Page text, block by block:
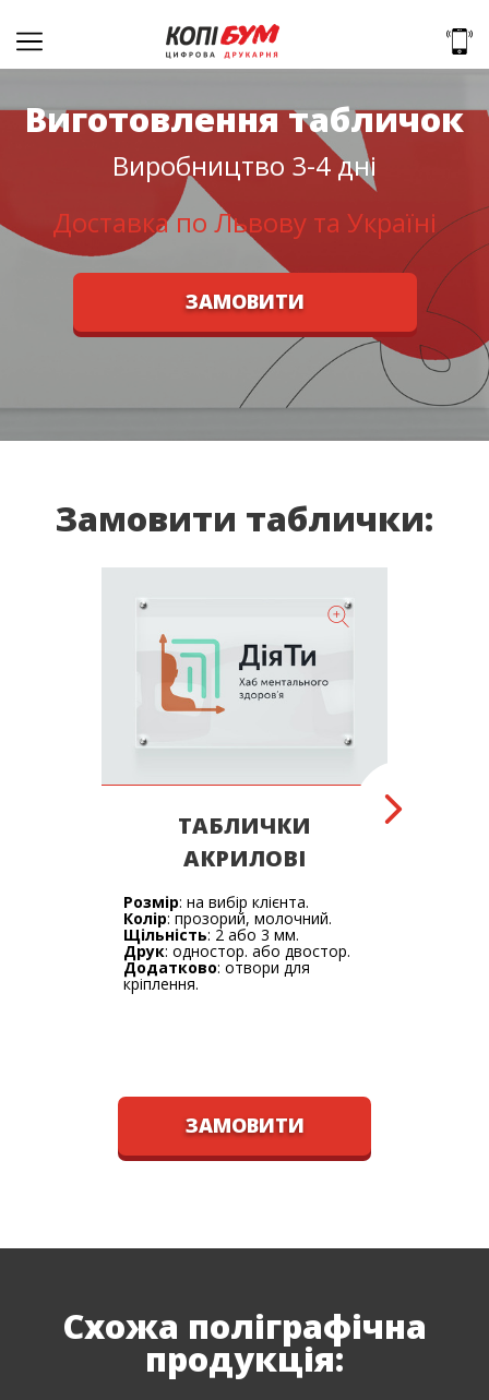
Виготовлення табличок
Виробництво 3-4 дні
Доставка по Львову та Україні
ЗАМОВИТИ
Замовити таблички:
ТАБЛИЧКИ
АКРИЛОВІ
Розмір: на вибір клієнта.
Колір: прозорий, молочний.
Щільність: 2 або 3 мм.
Друк: одностор. або двостор.
Додатково: отвори для
кріплення.
ЗАМОВИТИ
Схожа поліграфічна
продукція: